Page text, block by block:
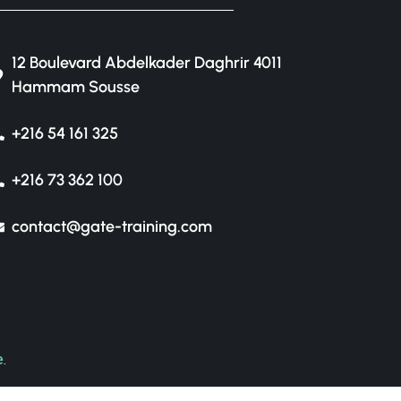
12 Boulevard Abdelkader Daghrir 4011
Hammam Sousse
+216 54 161 325
+216 73 362 100
contact@gate-training.com
.